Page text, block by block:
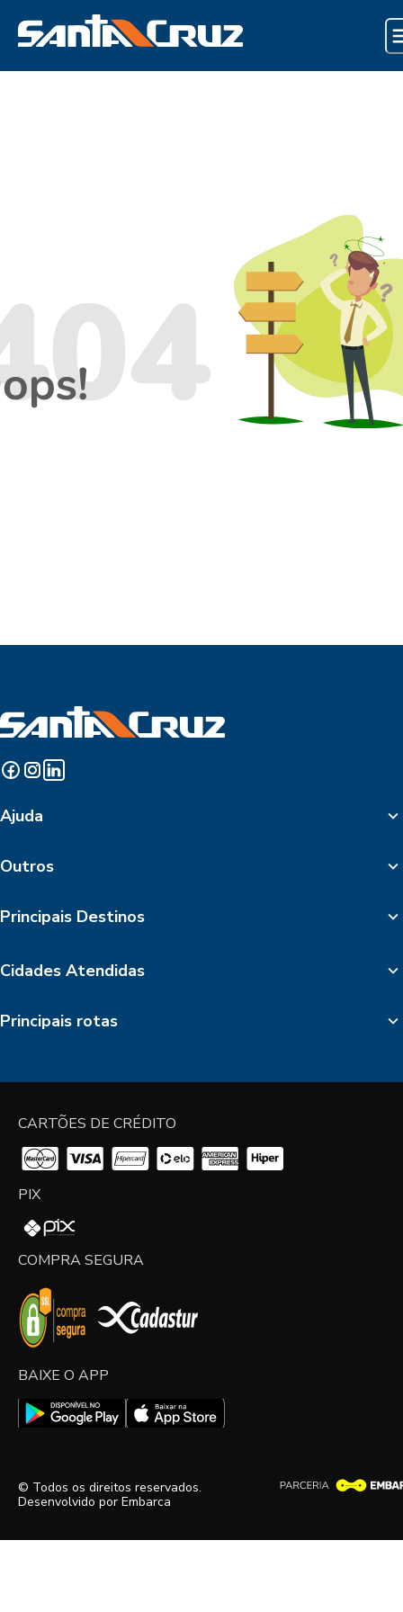
Ajuda
Outros
Principais Destinos
Cidades Atendidas
Principais rotas
CARTÕES DE CRÉDITO
PIX
COMPRA SEGURA
BAIXE O APP
© Todos os direitos reservados.
Desenvolvido por Embarca